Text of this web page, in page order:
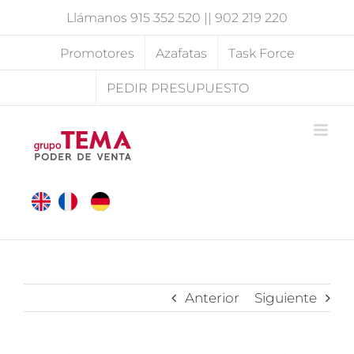
Llámanos 915 352 520 || 902 219 220
Promotores Azafatas Task Force
PEDIR PRESUPUESTO
Anterior Siguiente